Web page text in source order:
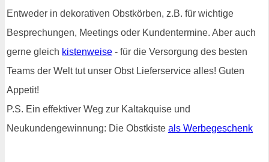
Entweder in dekorativen Obstkörben, z.B. für wichtige
Besprechungen, Meetings oder Kundentermine. Aber auch
gerne gleich kistenweise - für die Versorgung des besten
Teams der Welt tut unser Obst Lieferservice alles! Guten
Appetit!
P.S. Ein effektiver Weg zur Kaltakquise und
Neukundengewinnung: Die Obstkiste als Werbegeschenk